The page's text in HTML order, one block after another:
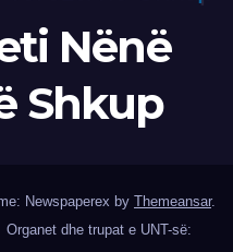
Nënë
Shkup
Newspaperex by Themeansar.
Organet dhe trupat e UNT-së: